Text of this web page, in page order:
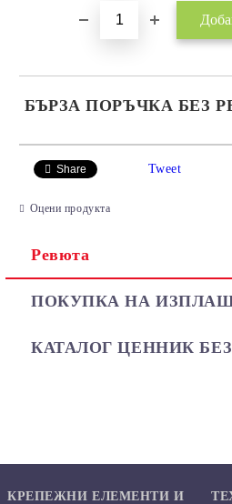
БЪРЗА ПОРЪЧКА БЕЗ
Ние ще се свържем с вас в рамките
Share Tweet
Оцени продукта
Ревюта
ПОКУПКА НА
КАТАЛОГ ЦЕННИК БЕЗ
КРЕПЕЖНИ ЕЛЕМЕНТИ И